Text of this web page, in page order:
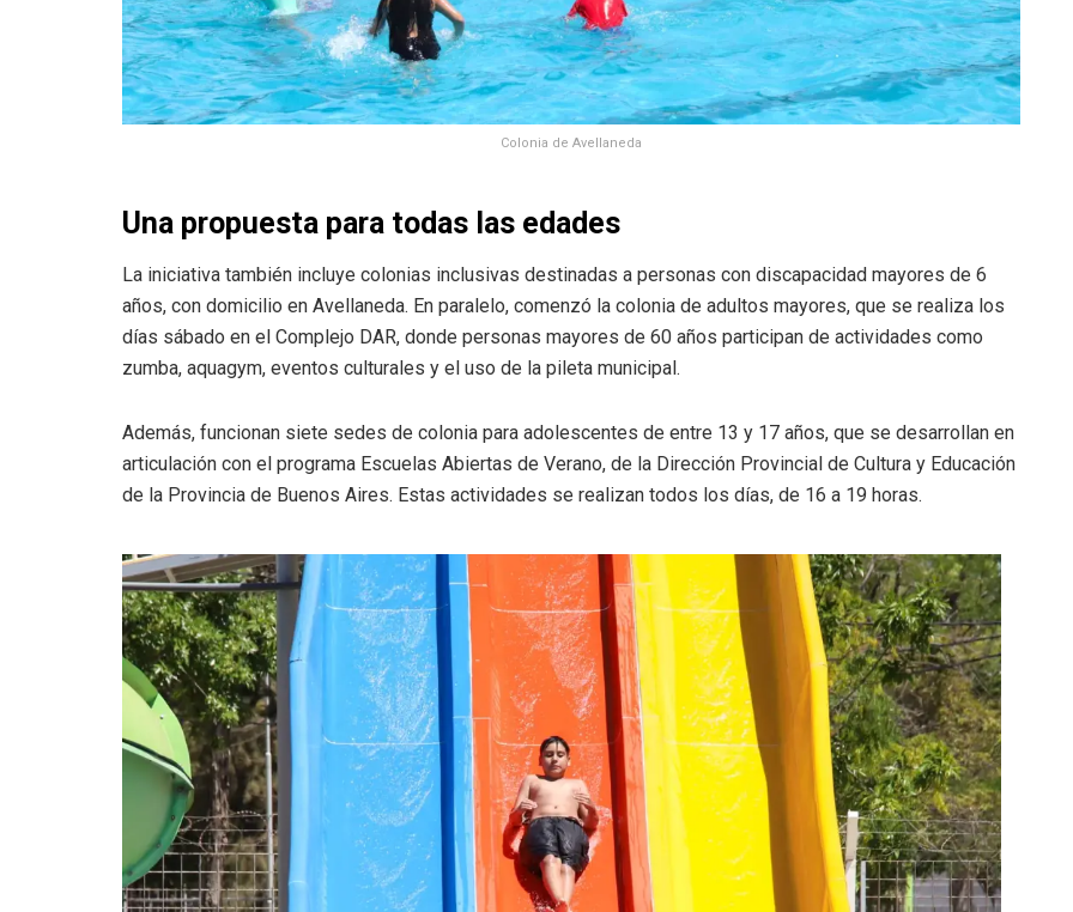
Colonia de Avellaneda
Una propuesta para todas las edades
La iniciativa también incluye colonias inclusivas destinadas a personas con discapacidad mayores de 6
años, con domicilio en Avellaneda. En paralelo, comenzó la colonia de adultos mayores, que se realiza los
días sábado en el Complejo DAR, donde personas mayores de 60 años participan de actividades como
zumba, aquagym, eventos culturales y el uso de la pileta municipal.
Además, funcionan siete sedes de colonia para adolescentes de entre 13 y 17 años, que se desarrollan en
articulación con el programa Escuelas Abiertas de Verano, de la Dirección Provincial de Cultura y Educación
de la Provincia de Buenos Aires. Estas actividades se realizan todos los días, de 16 a 19 horas.